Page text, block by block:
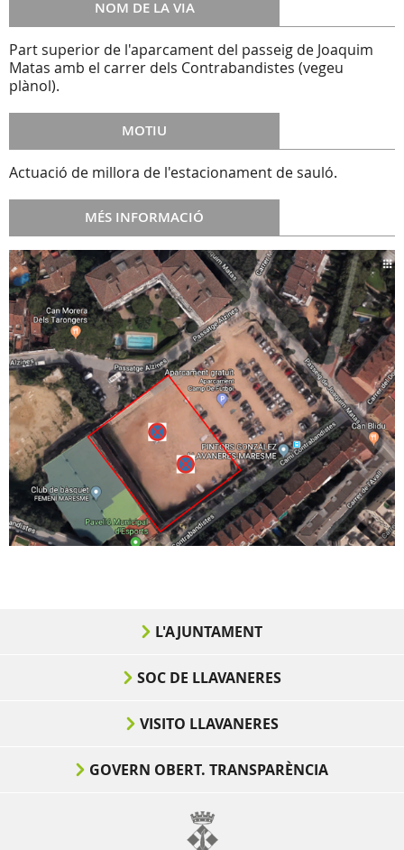
NOM DE LA VIA
Part superior de l'aparcament del passeig de Joaquim
Matas amb el carrer dels Contrabandistes (vegeu
plànol).
MOTIU
Actuació de millora de l'estacionament de sauló.
MÉS INFORMACIÓ
L'AJUNTAMENT
SOC DE LLAVANERES
VISITO LLAVANERES
GOVERN OBERT. TRANSPARÈNCIA